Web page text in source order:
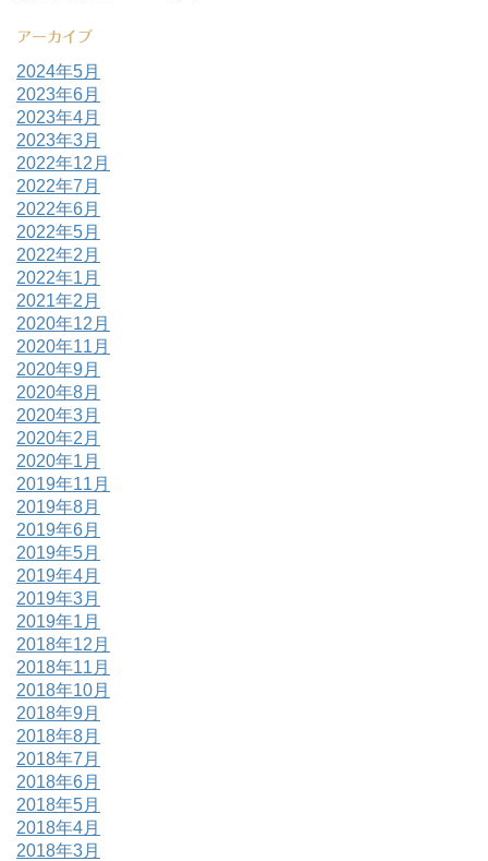
アーカイブ
2024年5月
2023年6月
2023年4月
2023年3月
2022年12月
2022年7月
2022年6月
2022年5月
2022年2月
2022年1月
2021年2月
2020年12月
2020年11月
2020年9月
2020年8月
2020年3月
2020年2月
2020年1月
2019年11月
2019年8月
2019年6月
2019年5月
2019年4月
2019年3月
2019年1月
2018年12月
2018年11月
2018年10月
2018年9月
2018年8月
2018年7月
2018年6月
2018年5月
2018年4月
2018年3月